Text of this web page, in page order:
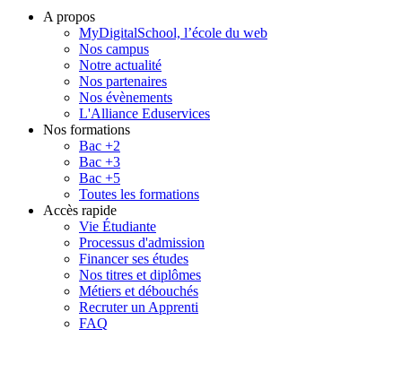
A propos
MyDigitalSchool, l’école du web
Nos campus
Notre actualité
Nos partenaires
Nos évènements
L'Alliance Eduservices
Nos formations
Bac +2
Bac +3
Bac +5
Toutes les formations
Accès rapide
Vie Étudiante
Processus d'admission
Financer ses études
Nos titres et diplômes
Métiers et débouchés
Recruter un Apprenti
FAQ